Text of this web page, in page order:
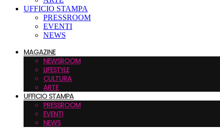
UFFICIO STAMPA
PRESSROOM
EVENTI
NEWS
MAGAZINE
NEWSROOM
LIFESTYLE
CULTURA
ARTE
UFFICIO STAMPA
PRESSROOM
EVENTI
NEWS